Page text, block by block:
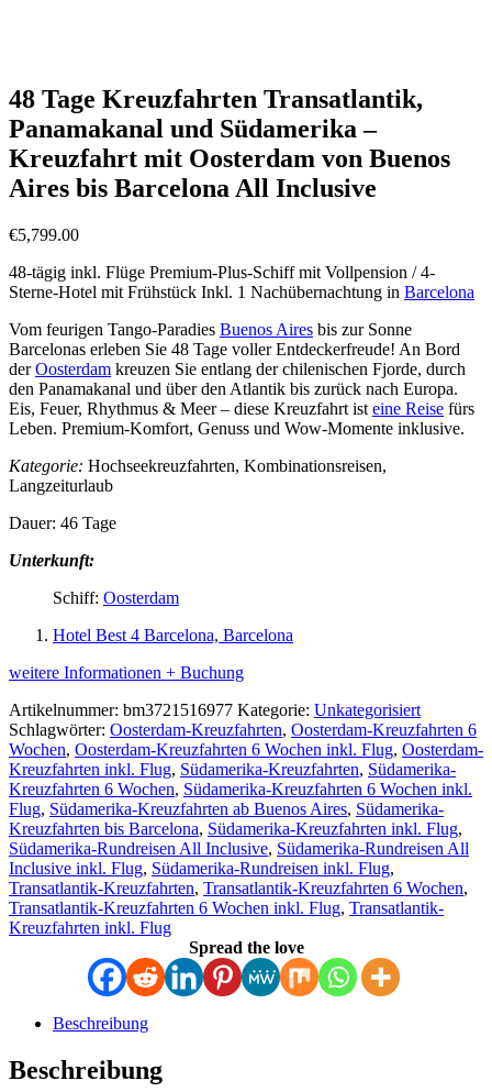
48 Tage Kreuzfahrten Transatlantik,
Panamakanal und Südamerika –
Kreuzfahrt mit Oosterdam von Buenos
Aires bis Barcelona All Inclusive
€5,799.00
48-tägig inkl. Flüge Premium-Plus-Schiff mit Vollpension / 4-
Sterne-Hotel mit Frühstück Inkl. 1 Nachübernachtung in Barcelona
Vom feurigen Tango-Paradies Buenos Aires bis zur Sonne
Barcelonas erleben Sie 48 Tage voller Entdeckerfreude! An Bord
derOosterdam kreuzen Sie entlang der chilenischen Fjorde, durch
den Panamakanal und über den Atlantik bis zurück nach Europa.
Eis, Feuer, Rhythmus & Meer – diese Kreuzfahrt ist eine Reise fürs
Leben. Premium-Komfort, Genuss und Wow-Momente inklusive.
Kategorie: Hochseekreuzfahrten, Kombinationsreisen,
Langzeiturlaub
Dauer: 46 Tage
Unterkunft:
Schiff: Oosterdam
Hotel Best 4 Barcelona, Barcelona
weitere Informationen + Buchung
Artikelnummer: bm3721516977 Kategorie: Unkategorisiert
Schlagwörter: Oosterdam-Kreuzfahrten, Oosterdam-Kreuzfahrten 6
Wochen, Oosterdam-Kreuzfahrten 6 Wochen inkl. Flug, Oosterdam-
Kreuzfahrten inkl. Flug, Südamerika-Kreuzfahrten, Südamerika-
Kreuzfahrten 6 Wochen, Südamerika-Kreuzfahrten 6 Wochen inkl.
Flug, Südamerika-Kreuzfahrten ab Buenos Aires, Südamerika-
Kreuzfahrten bis Barcelona, Südamerika-Kreuzfahrten inkl. Flug,
Südamerika-Rundreisen All Inclusive, Südamerika-Rundreisen All
Inclusive inkl. Flug, Südamerika-Rundreisen inkl. Flug,
Transatlantik-Kreuzfahrten, Transatlantik-Kreuzfahrten 6 Wochen,
Transatlantik-Kreuzfahrten 6 Wochen inkl. Flug, Transatlantik-
Kreuzfahrten inkl. Flug
Spread the love
Beschreibung
Beschreibung